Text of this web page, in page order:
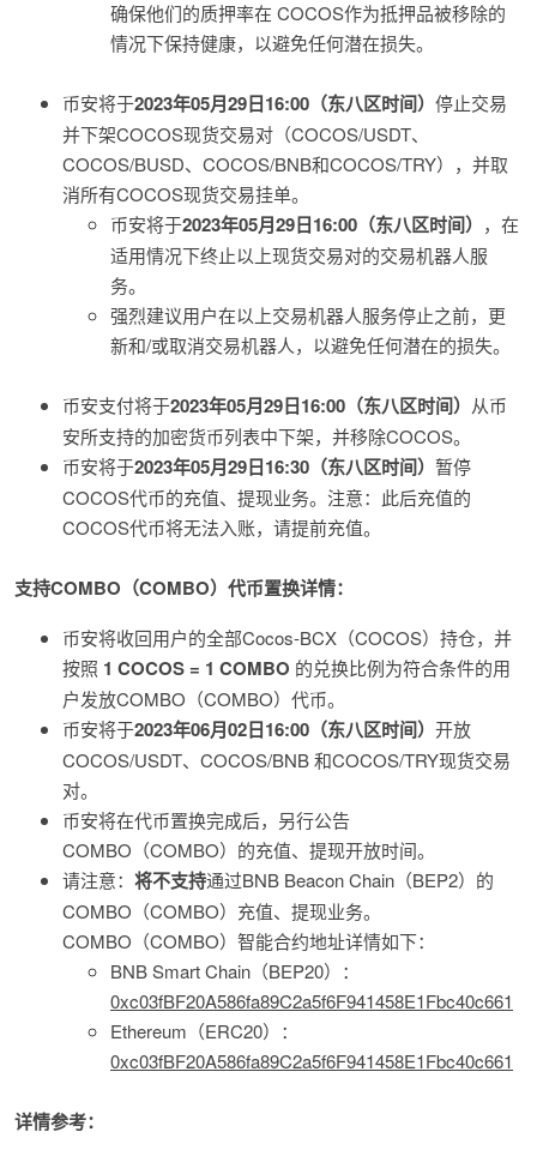
确保他们的质押率在 COCOS作为抵押品被移除的
情况下保持健康，以避免任何潜在损失。
币安将于2023年05月29日16:00（东八区时间） 停止交易
并下架COCOS现货交易对（COCOS/USDT、
COCOS/BUSD、COCOS/BNB和COCOS/TRY），并取
消所有COCOS现货交易挂单。
币安将于2023年05月29日16:00（东八区时间） ，在
适用情况下终止以上现货交易对的交易机器人服
务。
强烈建议用户在以上交易机器人服务停止之前，更
新和/或取消交易机器人，以避免任何潜在的损失。
币安支付将于2023年05月29日16:00（东八区时间） 从币
安所支持的加密货币列表中下架，并移除COCOS。
币安将于2023年05月29日16:30（东八区时间） 暂停
COCOS代币的充值、提现业务。注意：此后充值的
COCOS代币将无法入账，请提前充值。
支持COMBO（COMBO）代币置换详情：
币安将收回用户的全部Cocos-BCX（COCOS）持仓，并
按照 1 COCOS = 1 COMBO 的兑换比例为符合条件的用
户发放COMBO（COMBO）代币。
币安将于2023年06月02日16:00（东八区时间） 开放
COCOS/USDT、COCOS/BNB 和COCOS/TRY现货交易
对。
币安将在代币置换完成后，另行公告
COMBO（COMBO）的充值、提现开放时间。
请注意： 将不支持通过BNB Beacon Chain（BEP2）的
COMBO（COMBO）充值、提现业务。
COMBO（COMBO）智能合约地址详情如下：
BNB Smart Chain（BEP20）：
0xc03fBF20A586fa89C2a5f6F941458E1Fbc40c661
Ethereum（ERC20）：
0xc03fBF20A586fa89C2a5f6F941458E1Fbc40c661
详情参考：